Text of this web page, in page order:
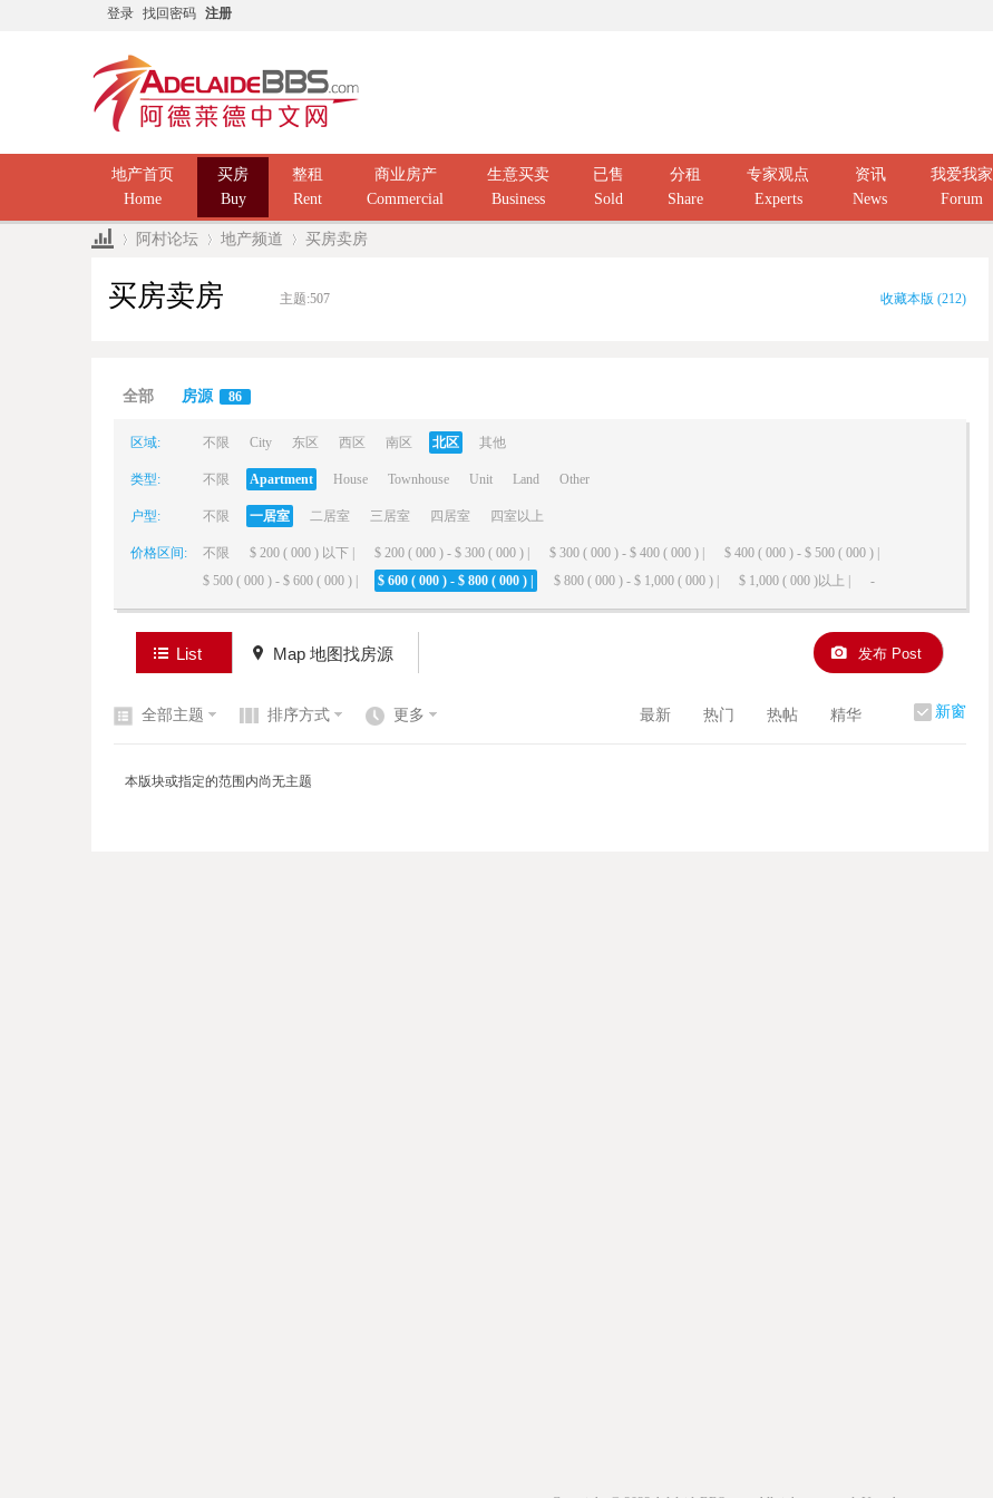
登录 找回密码 注册
地产首页
Home
买房
Buy
整租
Rent
商业房产
Commercial
生意买卖
Business
已售
Sold
分租
Share
专家观点
Experts
资讯
News
我爱我家
Forum
阿村论坛 地产频道 买房卖房
买房卖房 主题:507 收藏本版 (212)
全部 房源 86
区域: 不限 City 东区 西区 南区 北区 其他
类型: 不限 Apartment House Townhouse Unit Land Other
户型: 不限 一居室 二居室 三居室 四居室 四室以上
价格区间: 不限 $ 200 ( 000 ) 以下 | $ 200 ( 000 ) - $ 300 ( 000 ) | $ 300 ( 000 ) - $ 400 ( 000 ) |
$ 400 ( 000 ) - $ 500 ( 000 ) |
$ 500 ( 000 ) - $ 600 ( 000 ) |
$ 600 ( 000 ) - $ 800 ( 000 ) | $ 800 ( 000 ) - $ 1,000 ( 000 ) | $ 1,000 ( 000 )以上 | -
List Map 地图找房源 发布 Post
新窗
全部主题 排序方式 更多 最新 热门 热帖 精华
本版块或指定的范围内尚无主题